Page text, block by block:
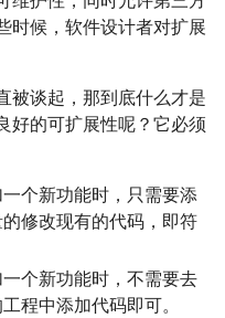
时候，软件设计者对扩展
被谈起，那到底什么才是
好的可扩展性呢？它必须
个新功能时，只需要添
修改现有的代码，即符
个新功能时，不需要去
程中添加代码即可。